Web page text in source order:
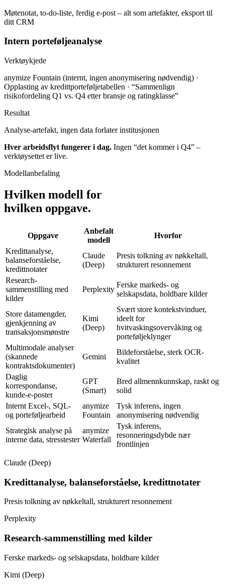
Møtenotat, to-do-liste, ferdig e-post – alt som artefakter, eksport til
ditt CRM
Intern porteføljeanalyse
Verktøykjede
anymize Fountain (internt, ingen anonymisering nødvendig) ·
Opplasting av kredittporteføljetabellen · “Sammenlign
risikofordeling Q1 vs. Q4 etter bransje og ratingklasse”
Resultat
Analyse-artefakt, ingen data forlater institusjonen
Hver arbeidsflyt fungerer i dag. Ingen “det kommer i Q4” –
verktøysettet er live.
Modellanbefaling
Hvilken modell for
hvilken oppgave.
Oppgave
Anbefalt
modell
Hvorfor
Kredittanalyse,
balanseforståelse,
kredittnotater
Claude
(Deep)
Presis tolkning av nøkkeltall,
strukturert resonnement
Research-
sammenstilling med
kilder
Perplexity
Ferske markeds- og
selskapsdata, holdbare kilder
Store datamengder,
gjenkjenning av
transaksjonsmønstre
Kimi
(Deep)
Svært store kontekstvinduer,
ideelt for
hvitvaskingsovervåking og
porteføljeklynger
Multimodale analyser
(skannede
kontraktsdokumenter)
Gemini
Bildeforståelse, sterk OCR-
kvalitet
Daglig
korrespondanse,
kunde-e-poster
GPT
(Smart)
Bred allmennkunnskap, raskt og
solid
Internt Excel-, SQL-
og porteføljearbeid
anymize
Fountain
Tysk inferens, ingen
anonymisering nødvendig
Strategisk analyse på
interne data, stresstester
anymize
Waterfall
Tysk inferens,
resonneringsdybde nær
frontlinjen
Claude (Deep)
Kredittanalyse, balanseforståelse, kredittnotater
Presis tolkning av nøkkeltall, strukturert resonnement
Perplexity
Research-sammenstilling med kilder
Ferske markeds- og selskapsdata, holdbare kilder
Kimi (Deep)